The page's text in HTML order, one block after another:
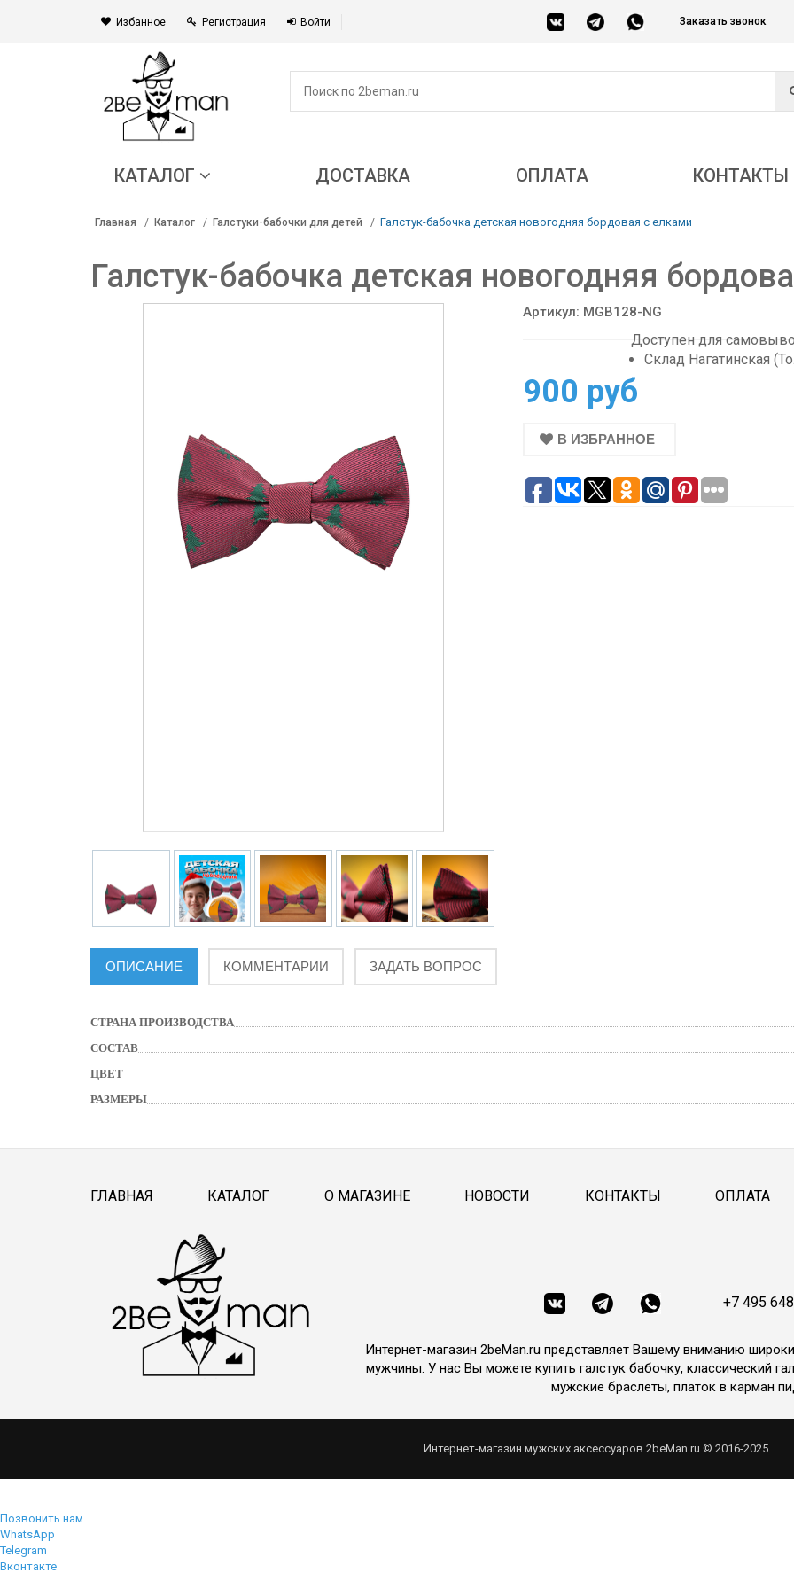
Избанное Регистрация Войти Заказать звонок
КАТАЛОГ ДОСТАВКА ОПЛАТА КОНТАКТЫ
Главная Каталог Галстуки-бабочки для детей Галстук-бабочка детская новогодняя бордовая с елками
Галстук-бабочка детская новогодняя
Артикул: MGB128-NG
Доступен для
Склад Нагатинская
900 руб
В ИЗБРАННОЕ
ОПИСАНИЕ КОММЕНТАРИИ ЗАДАТЬ ВОПРОС
СТРАНА ПРОИЗВОДСТВА
СОСТАВ
ЦВЕТ
РАЗМЕРЫ
ГЛАВНАЯ КАТАЛОГ О МАГАЗИНЕ НОВОСТИ КОНТАКТЫ ОПЛАТА
+7 495
Интернет-магазин 2beMan.ru представляет Вашему вниманию
мужчины. У нас Вы можете купить галстук бабочку, классический
мужские браслеты, платок в карман
Интернет-магазин мужских аксессуаров 2beMan.ru © 2016-2025
Позвонить нам
WhatsApp
Telegram
Вконтакте